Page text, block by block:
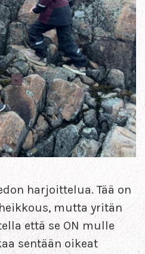
harjoittelua. Tää on
mutta yritän
että se ON mulle
sentään oikeat